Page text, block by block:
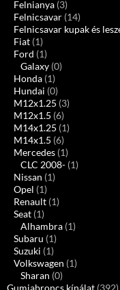
Felnianya (3)
Felnicsavar (14)
Felnicsavar kupak és
Fiat (1)
Ford (1)
Galaxy (0)
Honda (1)
Hundai (0)
M12x1.25 (3)
M12x1.5 (6)
M14x1.25 (1)
M14x1.5 (6)
Mercedes (1)
CLC 2008- (1)
Nissan (1)
Opel (1)
Renault (1)
Seat (1)
Alhambra (1)
Subaru (1)
Suzuki (1)
Volkswagen (1)
Sharan (0)
Gumiabroncs kínálat (392)